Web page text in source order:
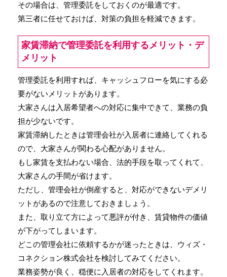
その場合は、管理委託をしておくのが最適です。
第三者に任せておけば、対策の負担を軽減できます。
家賃滞納で管理委託を利用するメリット・デ
メリット
管理委託を利用すれば、キャッシュフローを気にする必
要がないメリットがあります。
大家さんは入居希望者への対応に集中できて、業務の負
担が少ないです。
家賃滞納したときは管理会社が入居者に連絡してくれる
ので、大家さんが関わる心配がありません。
もし家賃を支払わない場合、法的手段を取ってくれて、
大家さんの手間が省けます。
ただし、管理会社が倒産すると、対応ができないデメリ
ットがあるので注意しておきましょう。
また、取り立て方によって悪評が付き、賃貸物件の価値
が下がってしまいます。
どこの管理会社に依頼するかが迷ったときは、ウィズ・
コネクション株式会社を検討してみてください。
業務姿勢が良く、穏便に入居者の対応をしてくれます。